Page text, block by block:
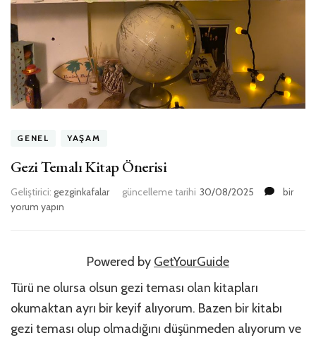
GENEL YAŞAM
Gezi Temalı Kitap Önerisi
Geliştirici: gezginkafalar güncelleme tarihi 30/08/2025
Gezi
bir
yorum yapın
Powered by GetYourGuide
Türü ne olursa olsun gezi teması olan kitapları
okumaktan ayrı bir keyif alıyorum. Bazen bir kitabı
gezi teması olup olmadığını düşünmeden alıyorum ve